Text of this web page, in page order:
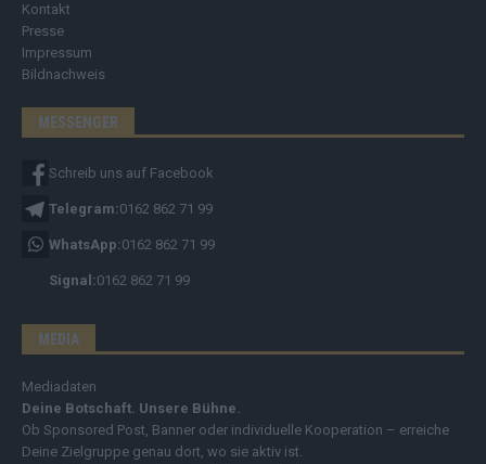
Kontakt
Presse
Impressum
Bildnachweis
MESSENGER
Schreib uns auf Facebook
Telegram:0162 862 71 99
WhatsApp:0162 862 71 99
Signal:0162 862 71 99
MEDIA
Mediadaten
Deine Botschaft. Unsere Bühne.
Ob Sponsored Post, Banner oder individuelle Kooperation – erreiche
Deine Zielgruppe genau dort, wo sie aktiv ist.